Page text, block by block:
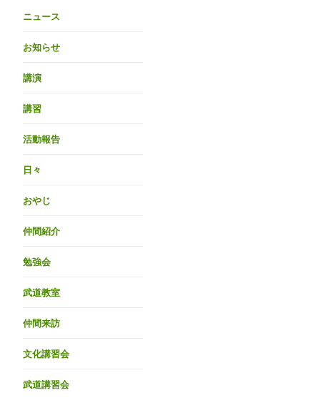
ニュース
お知らせ
講演
講習
活動報告
日々
おやじ
仲間紹介
勉強会
武道教室
仲間来訪
文化講習会
武道講習会